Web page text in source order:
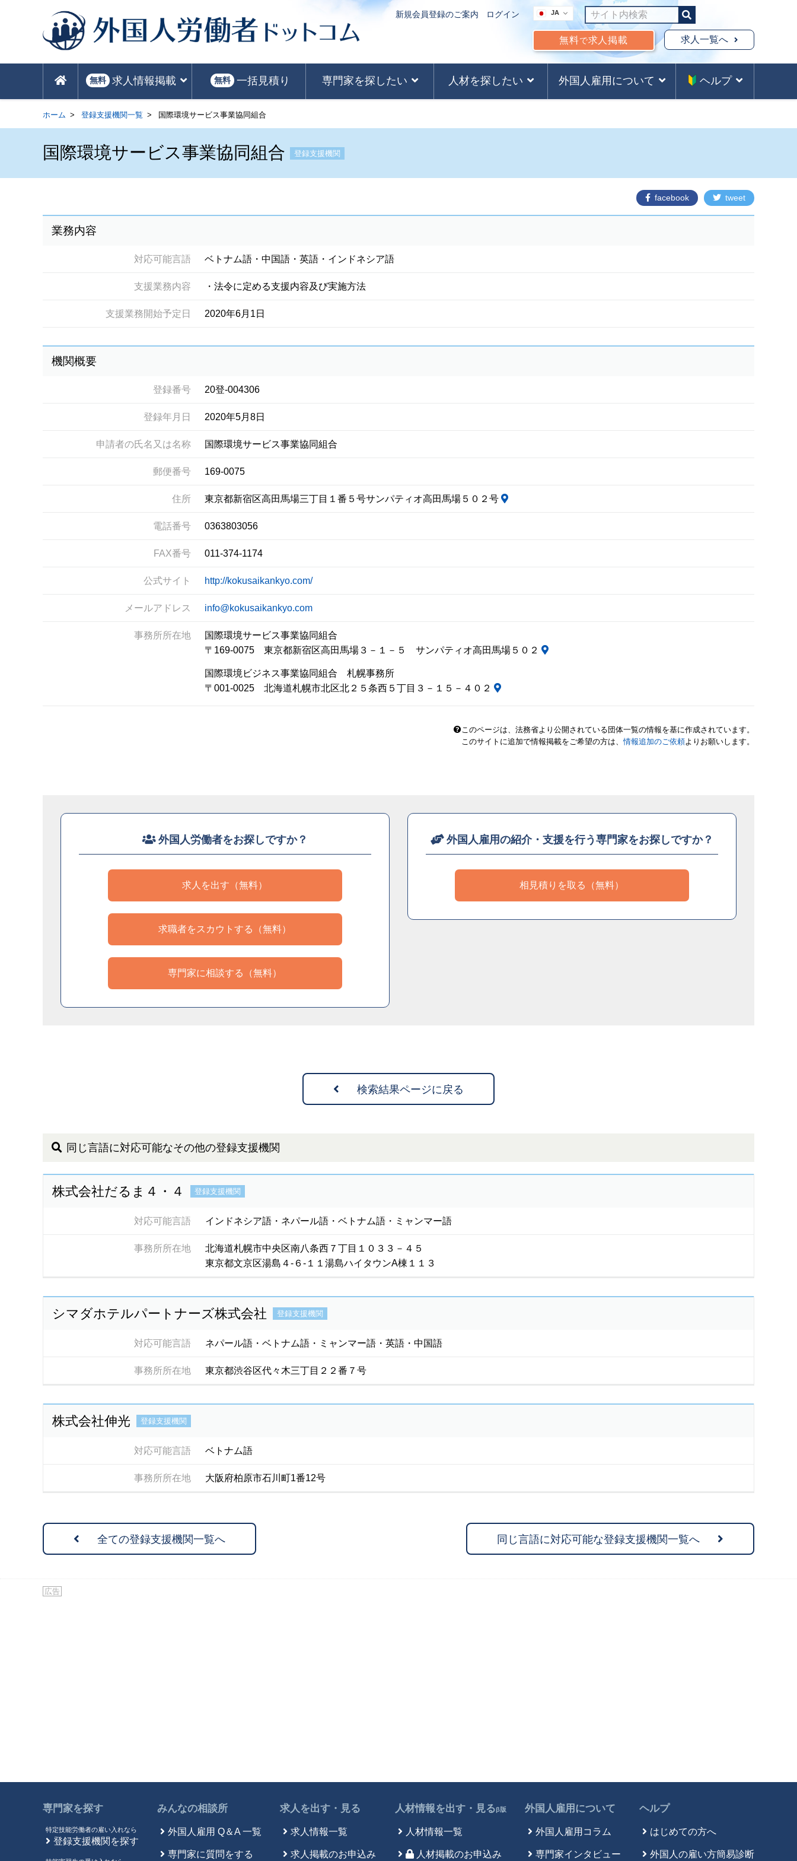
新規会員登録のご案内 ログイン JA
無料で求人掲載 求人一覧へ
無料 求人情報掲載 無料 一括見積り 専門家を探したい 人材を探したい 外国人雇用について ヘルプ
ホーム 登録支援機関一覧 国際環境サービス事業協同組合
国際環境サービス事業協同組合 登録支援機関
facebook tweet
業務内容
対応可能言語 ベトナム語・中国語・英語・インドネシア語
支援業務内容 ・法令に定める支援内容及び実施方法
支援業務開始予定日 2020年6月1日
機関概要
登録番号 20登-004306
登録年月日 2020年5月8日
申請者の氏名又は名称 国際環境サービス事業協同組合
郵便番号 169-0075
住所 東京都新宿区高田馬場三丁目１番５号サンパティオ高田馬場５０２号
電話番号 0363803056
FAX番号 011-374-1174
公式サイト http://kokusaikankyo.com/
メールアドレス info@kokusaikankyo.com
事務所所在地
国際環境サービス事業協同組合
〒169-0075 東京都新宿区高田馬場３－１－５ サンパティオ高田馬場５０２
国際環境ビジネス事業協同組合 札幌事務所
〒001-0025 北海道札幌市北区北２５条西５丁目３－１５－４０２
このページは、法務省より公開されている団体一覧の情報を基に作成されています。
このサイトに追加で情報掲載をご希望の方は、情報追加のご依頼よりお願いします。
外国人労働者をお探しですか？
求人を出す（無料）
求職者をスカウトする（無料）
専門家に相談する（無料）
外国人雇用の紹介・支援を行う専門家をお探しですか？
相見積りを取る（無料）
検索結果ページに戻る
同じ言語に対応可能なその他の登録支援機関
株式会社だるま４・４ 登録支援機関
対応可能言語 インドネシア語・ネパール語・ベトナム語・ミャンマー語
事務所所在地
北海道札幌市中央区南八条西７丁目１０３３－４５
東京都文京区湯島４-６-１１湯島ハイタウンA棟１１３
シマダホテルパートナーズ株式会社 登録支援機関
対応可能言語 ネパール語・ベトナム語・ミャンマー語・英語・中国語
事務所所在地 東京都渋谷区代々木三丁目２２番７号
株式会社伸光 登録支援機関
対応可能言語 ベトナム語
事務所所在地 大阪府柏原市石川町1番12号
全ての登録支援機関一覧へ 同じ言語に対応可能な登録支援機関一覧へ
広告
専門家を探す
特定技能労働者の雇い入れなら
登録支援機関を探す
みんなの相談所
外国人雇用 Q＆A 一覧
専門家に質問をする
求人を出す・見る
求人情報一覧
求人掲載のお申込み
人材情報を出す・見るβ版
人材情報一覧
人材掲載のお申込み
外国人雇用について
外国人雇用コラム
専門家インタビュー
ヘルプ
はじめての方へ
外国人の雇い方簡易診断